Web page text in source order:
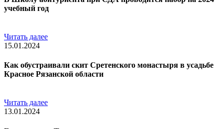
учебный год
Читать далее
15.01.2024
Как обустраивали скит Сретенского монастыря в усадьбе
Красное Рязанской области
Читать далее
13.01.2024